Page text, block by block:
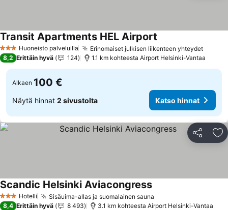
3 Tähtiluokitus
Huoneisto palveluilla Erinomaiset julkisen liikenteen yhteydet
Transit Apartments HEL Airport
8,2 Erittäin hyvä 124 1.1 km kohteesta Airport Helsinki-Vantaa
Alkaen 100 €
Näytä hinnat 2 sivustolta Katso hinnat
Jaa
3 Tähtiluokitus
Hotelli Sisäuima-allas ja suomalainen sauna
Scandic Helsinki Aviacongress
8,4 Erittäin hyvä 8 493 3.1 km kohteesta Airport Helsinki-Vantaa